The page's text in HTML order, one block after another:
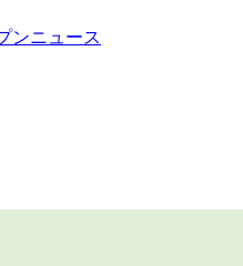
ンニュース